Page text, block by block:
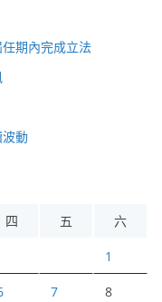
期內完成立法
波動
四 五 六
1
7 8